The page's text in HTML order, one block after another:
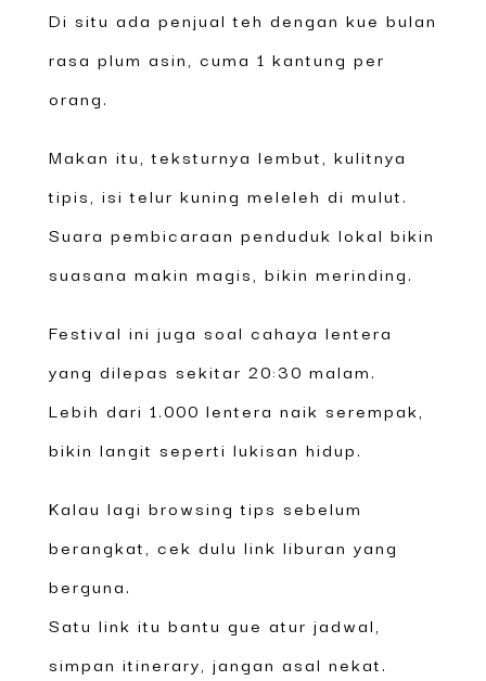
Di situ ada penjual teh dengan kue bulan
rasa plum asin, cuma 1 kantung per
orang.
Makan itu, teksturnya lembut, kulitnya
tipis, isi telur kuning meleleh di mulut.
Suara pembicaraan penduduk lokal bikin
suasana makin magis, bikin merinding.
Festival ini juga soal cahaya lentera
yang dilepas sekitar 20:30 malam.
Lebih dari 1.000 lentera naik serempak,
bikin langit seperti lukisan hidup.
Kalau lagi browsing tips sebelum
berangkat, cek dulu link liburan yang
berguna.
Satu link itu bantu gue atur jadwal,
simpan itinerary, jangan asal nekat.